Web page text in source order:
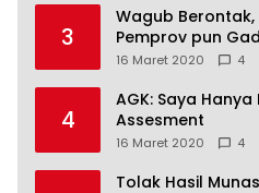
3
Wagub
Pemprov pun
16 Maret 2020 4
4
AGK: Saya
Assesment
16 Maret 2020 4
Tolak Hasil